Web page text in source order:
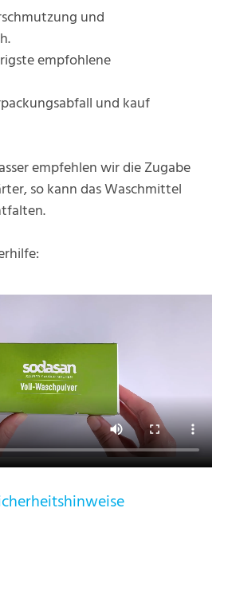
und
empfohlene
und kauf
empfehlen wir die Zugabe
so kann das Waschmittel